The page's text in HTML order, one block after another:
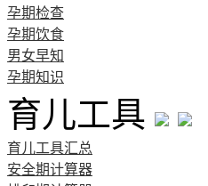
孕期检查
孕期饮食
男女早知
孕期知识
育儿工具
育儿工具汇总
安全期计算器